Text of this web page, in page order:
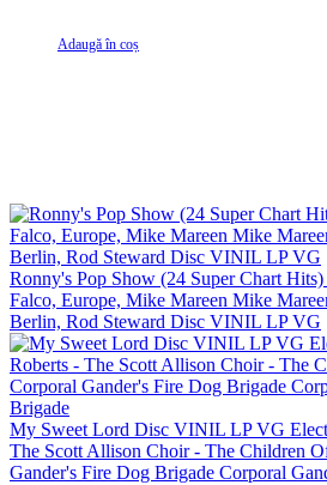
Adaugă în coș
Ronny's Pop Show (24 Super Chart
Falco, Europe, Mike Mareen Mike
Berlin, Rod Steward Disc VINIL LP VG
My Sweet Lord Disc VINIL LP VG
The Scott Allison Choir - The Children
Gander's Fire Dog Brigade Corporal